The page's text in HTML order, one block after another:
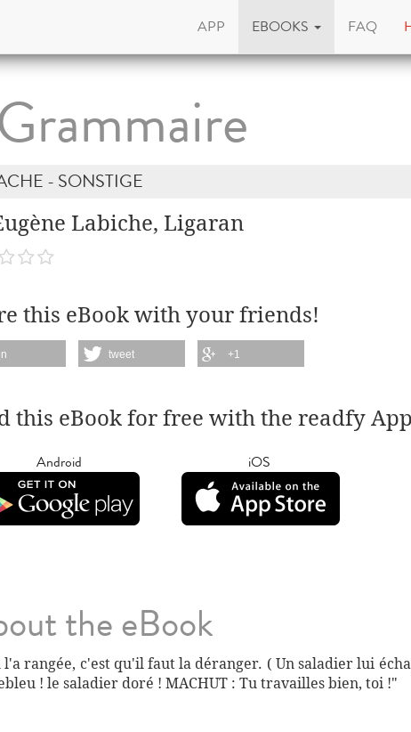
APP EBOOKS FAQ
- SONSTIGE
Labiche, Ligaran
this eBook with your friends!
tweet +1
this eBook for free with the readfy
Android iOS
the eBook
rangée, c'est qu'il faut la déranger. ( Un saladier lui
! le saladier doré ! MACHUT : Tu travailles bien, toi !"